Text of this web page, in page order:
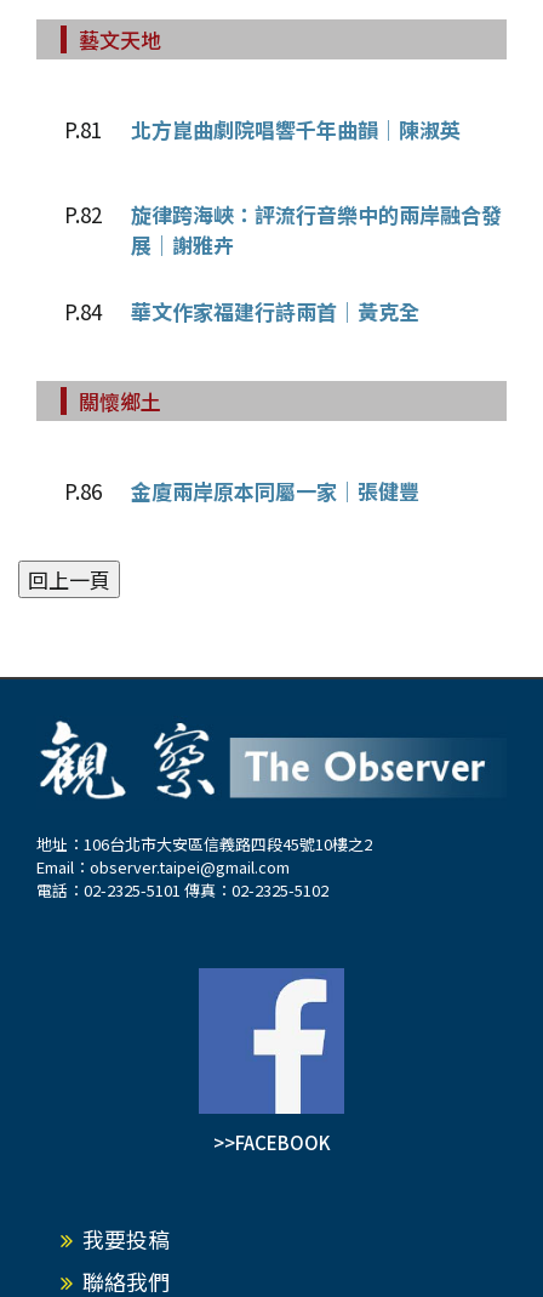
藝文天地
P.81 北方崑曲劇院唱響千年曲韻│陳淑英
P.82
旋律跨海峽：評流行音樂中的兩岸融合發
展│謝雅卉
P.84 華文作家福建行詩兩首│黃克全
關懷鄉土
P.86 金廈兩岸原本同屬一家│張健豐
地址：106台北市大安區信義路四段45號10樓之2
Email： observer.taipei@gmail.com
電話：02-2325-5101 傳真：02-2325-5102
>>FACEBOOK
我要投稿
聯絡我們